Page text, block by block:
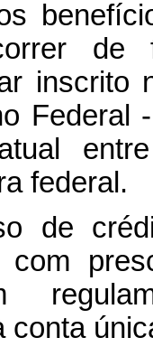
de
inscrito
Federal
federal.
com
conta